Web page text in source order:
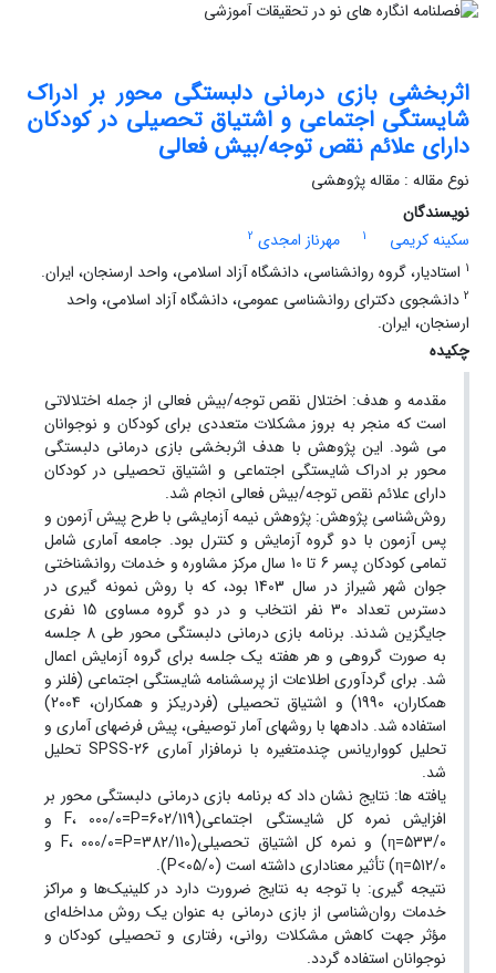
اثربخشی بازی درمانی دلبستگی محور بر ادراک
شایستگی اجتماعی و اشتیاق تحصیلی در کودکان
دارای علائم نقص توجه/بیش ‏فعالی
نوع مقاله : مقاله پژوهشی
نویسندگان
سکینه کریمی
1 مهرناز امجدی 2
1 استادیار، گروه روانشناسی، دانشگاه آزاد اسلامی، واحد ارسنجان، ایران.
2 دانشجوی دکترای روانشناسی عمومی، دانشگاه آزاد اسلامی، واحد
ارسنجان، ایران.
چکیده
مقدمه ‌و هدف: اختلال نقص توجه/بیش ‏فعالی از جمله اختلالاتی
است که منجر به بروز مشکلات متعددی برای کودکان و نوجوانان
می‏ شود. این پژوهش با هدف اثربخشی بازی درمانی دلبستگی
محور بر ادراک شایستگی اجتماعی و اشتیاق تحصیلی در کودکان
دارای علائم نقص توجه/بیش ‏فعالی انجام شد.
روش‌شناسی پژوهش: پژوهش نیمه ‏آزمایشی با طرح پیش ‏آزمون و
پس ‏آزمون با دو گروه آزمایش و کنترل بود. جامعه آماری شامل
تمامی کودکان پسر 6 تا 10 سال مرکز مشاوره و خدمات روانشناختی
جوان شهر شیراز در سال 1403 بود، که با روش نمونه‏ گیری در
دسترس تعداد 30 نفر انتخاب و در دو گروه مساوی 15 نفری
جایگزین شدند. برنامه بازی درمانی دلبستگی محور طی 8 جلسه
به صورت گروهی و هر هفته یک جلسه برای گروه آزمایش اعمال
شد. برای گردآوری اطلاعات از پرسشنامه شایستگی اجتماعی (فلنر و
همکاران، 1990) و اشتیاق تحصیلی (فردریکز و همکاران، 2004)
استفاده شد. داده‏ها با روش‏های آمار توصیفی، پیش ‏فرض‏های آماری و
تحلیل کوواریانس چندمتغیره با نرم‏افزار آماری SPSS-26 تحلیل
شد.
یافته‏ ها: نتایج نشان داد که برنامه بازی درمانی دلبستگی محور بر
افزایش نمره کل شایستگی اجتماعی(602/119=F، 000/0=P و
533/0=η) و نمره کل اشتیاق تحصیلی(382/110=F، 000/0=P و
512/0=η) تأثیر معناداری داشته است (05/0>P).
نتیجه‏ گیری: با توجه به نتایج ضرورت دارد در کلینیک‌‌ها و مراکز
خدمات روان‌‌شناسی از بازی درمانی به ‏عنوان یک روش مداخله‌‌ای
مؤثر جهت کاهش مشکلات روانی، رفتاری و تحصیلی کودکان و
نوجوانان استفاده گردد.